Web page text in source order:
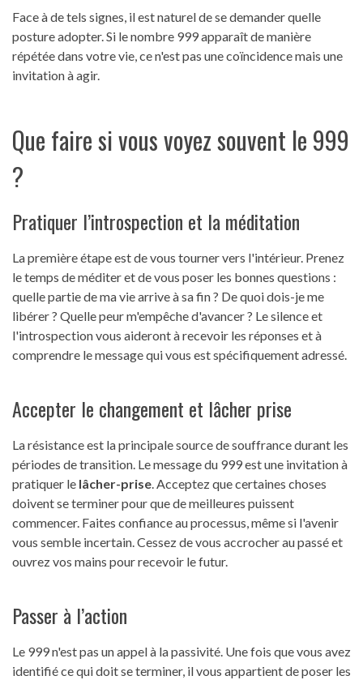
Face à de tels signes, il est naturel de se demander quelle
posture adopter. Si le nombre 999 apparaît de manière
répétée dans votre vie, ce n'est pas une coïncidence mais une
invitation à agir.
Que faire si vous voyez souvent le 999
?
Pratiquer l’introspection et la méditation
La première étape est de vous tourner vers l'intérieur. Prenez
le temps de méditer et de vous poser les bonnes questions :
quelle partie de ma vie arrive à sa fin ? De quoi dois-je me
libérer ? Quelle peur m'empêche d'avancer ? Le silence et
l'introspection vous aideront à recevoir les réponses et à
comprendre le message qui vous est spécifiquement adressé.
Accepter le changement et lâcher prise
La résistance est la principale source de souffrance durant les
périodes de transition. Le message du 999 est une invitation à
pratiquer le lâcher-prise. Acceptez que certaines choses
doivent se terminer pour que de meilleures puissent
commencer. Faites confiance au processus, même si l'avenir
vous semble incertain. Cessez de vous accrocher au passé et
ouvrez vos mains pour recevoir le futur.
Passer à l’action
Le 999 n'est pas un appel à la passivité. Une fois que vous avez
identifié ce qui doit se terminer, il vous appartient de poser les